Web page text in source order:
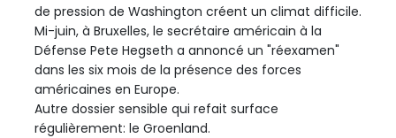
de pression de Washington créent un climat difficile.
Mi-juin, à Bruxelles, le secrétaire américain à la
Défense Pete Hegseth a annoncé un "réexamen"
dans les six mois de la présence des forces
américaines en Europe.
Autre dossier sensible qui refait surface
régulièrement: le Groenland.